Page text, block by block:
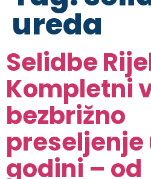
ureda
Selidbe
Kompletni
bezbrižno
preseljenje
godini – od